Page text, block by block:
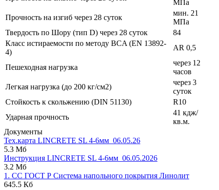
МПа
Прочность на изгиб через 28 суток
мин. 21
МПа
Твердость по Шору (тип D) через 28 суток
84
Класс истираемости по методу BCA (EN 13892-
4)
AR 0,5
Пешеходная нагрузка
через 12
часов
Легкая нагрузка (до 200 кг/см2)
через 3
суток
Стойкость к скольжению (DIN 51130)
R10
Ударная прочность
41 кдж/
кв.м.
Документы
Тех.карта LINCRETE SL 4-6мм_06.05.26
5.3 Мб
Инструкция LINCRETE SL 4-6мм_06.05.2026
3.2 Мб
1. СС ГОСТ Р Система напольного покрытия Линолит
645.5 Кб